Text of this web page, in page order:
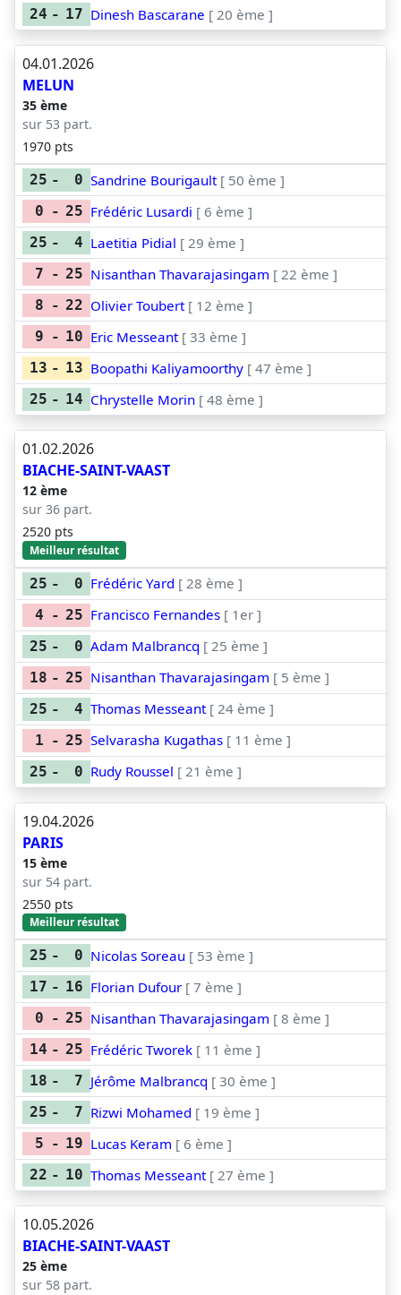
24 - 17 Dinesh Bascarane [ 20 ème ]
04.01.2026
MELUN
35 ème
sur 53 part.
1970 pts
25 - 0 Sandrine Bourigault [ 50 ème ]
0 - 25 Frédéric Lusardi [ 6 ème ]
25 - 4 Laetitia Pidial [ 29 ème ]
7 - 25 Nisanthan Thavarajasingam [ 22 ème ]
8 - 22 Olivier Toubert [ 12 ème ]
9 - 10 Eric Messeant [ 33 ème ]
13 - 13 Boopathi Kaliyamoorthy [ 47 ème ]
25 - 14 Chrystelle Morin [ 48 ème ]
01.02.2026
BIACHE-SAINT-VAAST
12 ème
sur 36 part.
2520 pts
Meilleur résultat
25 - 0 Frédéric Yard [ 28 ème ]
4 - 25 Francisco Fernandes [ 1er ]
25 - 0 Adam Malbrancq [ 25 ème ]
18 - 25 Nisanthan Thavarajasingam [ 5 ème ]
25 - 4 Thomas Messeant [ 24 ème ]
1 - 25 Selvarasha Kugathas [ 11 ème ]
25 - 0 Rudy Roussel [ 21 ème ]
19.04.2026
PARIS
15 ème
sur 54 part.
2550 pts
Meilleur résultat
25 - 0 Nicolas Soreau [ 53 ème ]
17 - 16 Florian Dufour [ 7 ème ]
0 - 25 Nisanthan Thavarajasingam [ 8 ème ]
14 - 25 Frédéric Tworek [ 11 ème ]
18 - 7 Jérôme Malbrancq [ 30 ème ]
25 - 7 Rizwi Mohamed [ 19 ème ]
5 - 19 Lucas Keram [ 6 ème ]
22 - 10 Thomas Messeant [ 27 ème ]
10.05.2026
BIACHE-SAINT-VAAST
25 ème
sur 58 part.